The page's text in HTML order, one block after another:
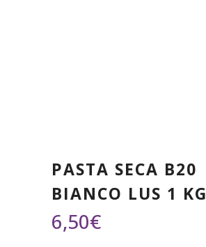
PASTA SECA B20
BIANCO LUS 1 KG
6,50€